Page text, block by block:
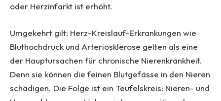
oder Herzinfarkt ist erhöht.
Umgekehrt gilt: Herz-Kreislauf-Erkrankungen wie
Bluthochdruck und Arteriosklerose gelten als eine
der Hauptursachen für chronische Nierenkrankheit.
Denn sie können die feinen Blutgefässe in den Nieren
schädigen. Die Folge ist ein Teufelskreis: Nieren- und